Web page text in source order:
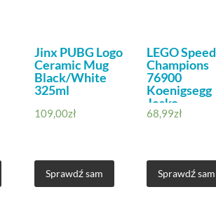
Jinx PUBG Logo
Ceramic Mug
Black/White
325ml
109,00zł
Sprawdź sam
LEGO Speed
Champions
76900
Koenigsegg
Jesko
68,99zł
Sprawdź sam